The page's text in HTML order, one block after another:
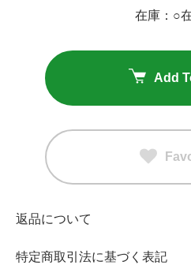
在庫：○
Add
返品について
特定商取引法に基づく表記